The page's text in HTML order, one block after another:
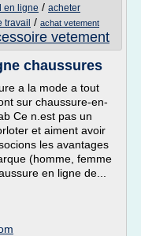
en ligne / acheter
travail / achat vetement
vetement
chaussures
a la mode a tout
sur chaussure-en-
Ce n.est pas un
et aiment avoir
les avantages
(homme, femme
en ligne de...